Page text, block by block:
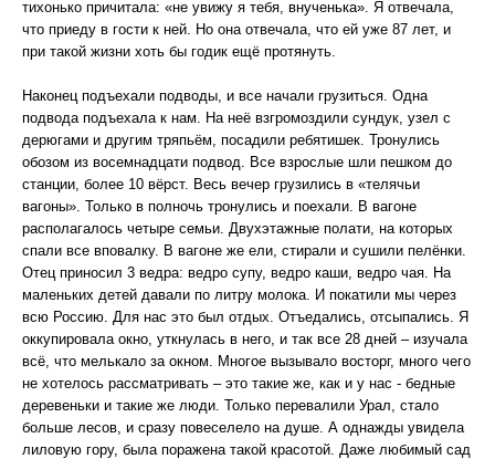
тихонько причитала: «не увижу я тебя, внученька». Я отвечала,
что приеду в гости к ней. Но она отвечала, что ей уже 87 лет, и
при такой жизни хоть бы годик ещё протянуть.
Наконец подъехали подводы, и все начали грузиться. Одна
подвода подъехала к нам. На неё взгромоздили сундук, узел с
дерюгами и другим тряпьём, посадили ребятишек. Тронулись
обозом из восемнадцати подвод. Все взрослые шли пешком до
станции, более 10 вёрст. Весь вечер грузились в «телячьи
вагоны». Только в полночь тронулись и поехали. В вагоне
располагалось четыре семьи. Двухэтажные полати, на которых
спали все вповалку. В вагоне же ели, стирали и сушили пелёнки.
Отец приносил 3 ведра: ведро супу, ведро каши, ведро чая. На
маленьких детей давали по литру молока. И покатили мы через
всю Россию. Для нас это был отдых. Отъедались, отсыпались. Я
оккупировала окно, уткнулась в него, и так все 28 дней – изучала
всё, что мелькало за окном. Многое вызывало восторг, много чего
не хотелось рассматривать – это такие же, как и у нас - бедные
деревеньки и такие же люди. Только перевалили Урал, стало
больше лесов, и сразу повеселело на душе. А однажды увидела
лиловую гору, была поражена такой красотой. Даже любимый сад